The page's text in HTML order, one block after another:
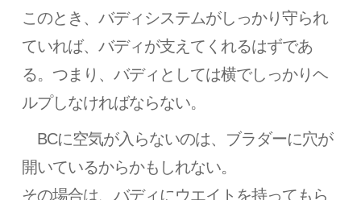
このとき、バディシステムがしっかり守られ
ていれば、バディが支えてくれるはずであ
る。つまり、バディとしては横でしっかりヘ
ルプしなければならない。
BCに空気が入らないのは、ブラダーに穴が
開いているからかもしれない。
その場合は、バディにウエイトを持ってもら